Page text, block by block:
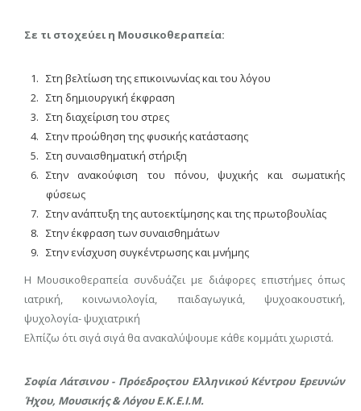
Σε τι στοχεύει η Μουσικοθεραπεία:
Στη βελτίωση της επικοινωνίας και του λόγου
Στη δημιουργική έκφραση
Στη διαχείριση του στρες
Στην προώθηση της φυσικής κατάστασης
Στη συναισθηματική στήριξη
Στην ανακούφιση του πόνου, ψυχικής και σωματικής
φύσεως
Στην ανάπτυξη της αυτοεκτίμησης και της πρωτοβουλίας
Στην έκφραση των συναισθημάτων
Στην ενίσχυση συγκέντρωσης και μνήμης
Η Μουσικοθεραπεία συνδυάζει με διάφορες επιστήμες όπως
ιατρική, κοινωνιολογία, παιδαγωγικά, ψυχοακουστική,
ψυχολογία- ψυχιατρική
Ελπίζω ότι σιγά σιγά θα ανακαλύψουμε κάθε κομμάτι χωριστά.
Σοφία Λάτσινου - Πρόεδροςτου Ελληνικού Κέντρου Ερευνών
Ήχου, Μουσικής & Λόγου Ε.Κ.Ε.Ι.Μ.